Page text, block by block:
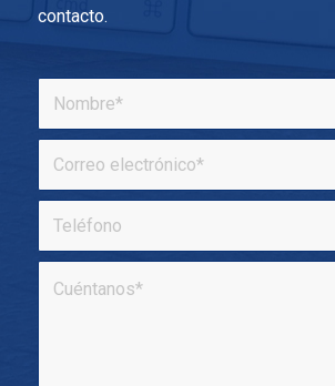
contacto.